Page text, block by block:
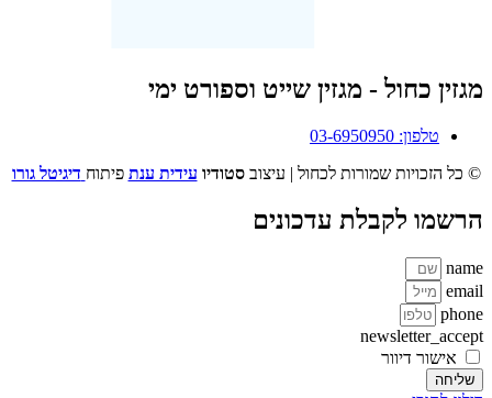
מגזין כחול - מגזין שייט וספורט ימי
טלפון: 03-6950950
© כל הזכויות שמורות לכחול | עיצובסטודיו עידית ענת פיתוח דיגיטל גורו
הרשמו לקבלת עדכונים
name
email
phone
newsletter_accept
אישור דיוור
שליחה